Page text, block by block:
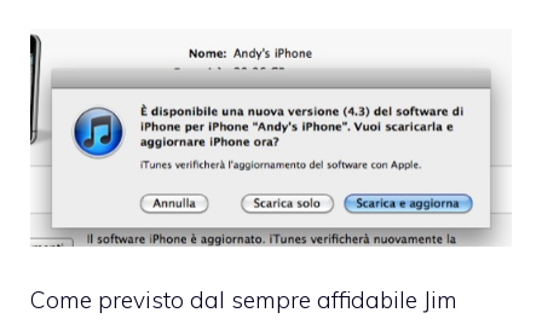
Come previsto dal sempre affidabile Jim